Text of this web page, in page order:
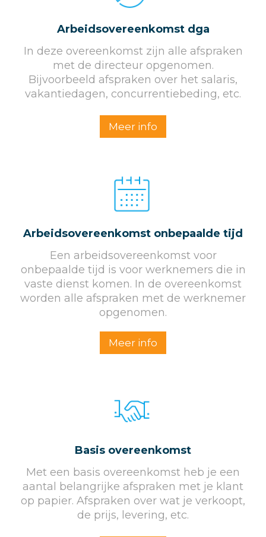
Arbeids­overeenkomst dga
In deze overeenkomst zijn alle afspraken
met de directeur opgenomen.
Bijvoorbeeld afspraken over het salaris,
vakantiedagen, concurrentiebeding, etc.
Meer info
Arbeids­overeenkomst onbepaalde tijd
Een arbeidsovereenkomst voor
onbepaalde tijd is voor werknemers die in
vaste dienst komen. In de overeenkomst
worden alle afspraken met de werknemer
opgenomen.
Meer info
Basis overeenkomst
Met een basis overeenkomst heb je een
aantal belangrijke afspraken met je klant
op papier. Afspraken over wat je verkoopt,
de prijs, levering, etc.